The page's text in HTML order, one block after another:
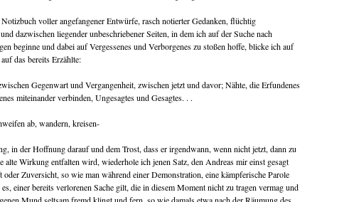
voller angefangener Entwürfe, rasch notierter Gedanken, flüchtig
dazwischen liegender unbeschriebener Seiten, in dem ich auf der Suche nach
beginne und dabei auf Vergessenes und Verborgenes zu stoßen hoffe, blicke ich auf
das bereits Erzählte:
Gegenwart und Vergangenheit, zwischen jetzt und davor; Nähte, die Erfundenes
miteinander verbinden, Ungesagtes und Gesagtes. . .
ab, wandern, kreisen-
in der Hoffnung darauf und dem Trost, dass er irgendwann, wenn nicht jetzt, dann zu
alte Wirkung entfalten wird, wiederhole ich jenen Satz, den Andreas mir einst gesagt
Zuversicht, so wie man während einer Demonstration, eine kämpferische Parole
einer bereits verlorenen Sache gilt, die in diesem Moment nicht zu tragen vermag und